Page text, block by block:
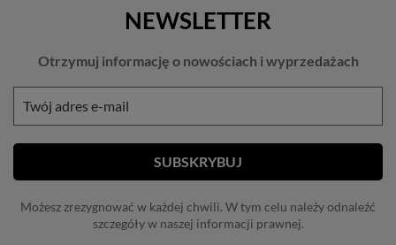
NEWSLETTER
Otrzymuj informację o nowościach i wyprzedażach
Możesz zrezygnować w każdej chwili. W tym celu należy odnaleźć
szczegóły w naszej informacji prawnej.